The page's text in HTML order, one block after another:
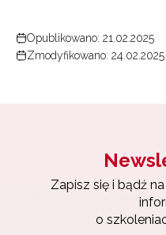
Opublikowano: 21.02.2025
Zmodyfikowano: 24.02.2025
Zapisz się i bądź
o